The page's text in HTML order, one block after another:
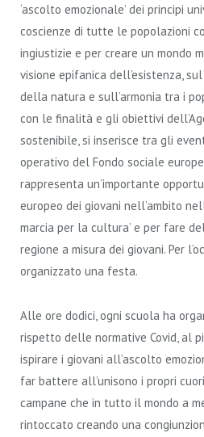
‘ascolto emozionale’ dei principi
coscienze di tutte le popolazioni
ingiustizie e per creare un mondo
visione epifanica dell’esistenza,
della natura e sull’armonia tra i
con le finalità e gli obiettivi
sostenibile, si inserisce tra gli
operativo del Fondo sociale
rappresenta un’importante
europeo dei giovani nell’ambito
marcia per la cultura’ e per fare
regione a misura dei giovani. Per
organizzato una festa.
Alle ore dodici, ogni scuola ha
rispetto delle normative Covid, al
ispirare i giovani all’ascolto
far battere all’unisono i propri
campane che in tutto il mondo a
rintoccato creando una